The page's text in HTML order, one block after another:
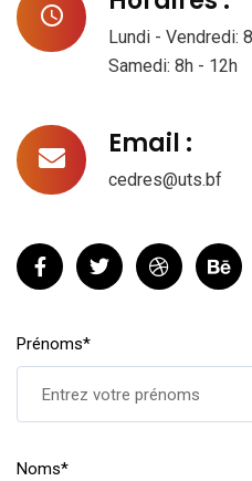
Lundi - Vendredi:
Samedi: 8h - 12h
Email :
cedres@uts.bf
Prénoms*
Noms*